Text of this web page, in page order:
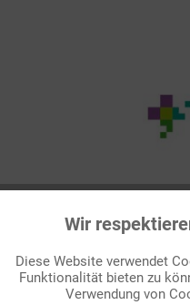
Passende Stichworte
Bibel, Meditation
Funktionale
Marketing
Wir
Diese Website verwendet
Funktionalität bieten zu
Verwendung von